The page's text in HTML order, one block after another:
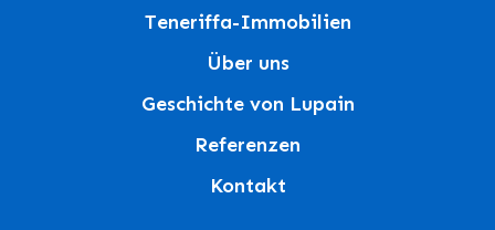
Teneriffa-Immobilien
Über uns
Geschichte von Lupain
Referenzen
Kontakt